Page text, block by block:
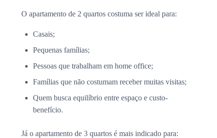
O apartamento de 2 quartos costuma ser ideal para:
Casais;
Pequenas famílias;
Pessoas que trabalham em home office;
Famílias que não costumam receber muitas visitas;
Quem busca equilíbrio entre espaço e custo-
benefício.
Já o apartamento de 3 quartos é mais indicado para: